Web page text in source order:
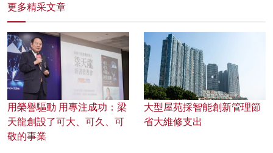
更多精采文章
用榮譽驅動 用專注成功：梁
天龍創設了可大、可久、可
敬的事業
大型屋苑採智能創新管理節
省大維修支出